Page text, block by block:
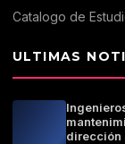
Catalogo de
ULTIMAS
dirección